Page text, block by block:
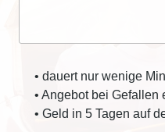
• dauert nur wenige
• Angebot bei Gefallen
• Geld in 5 Tagen auf